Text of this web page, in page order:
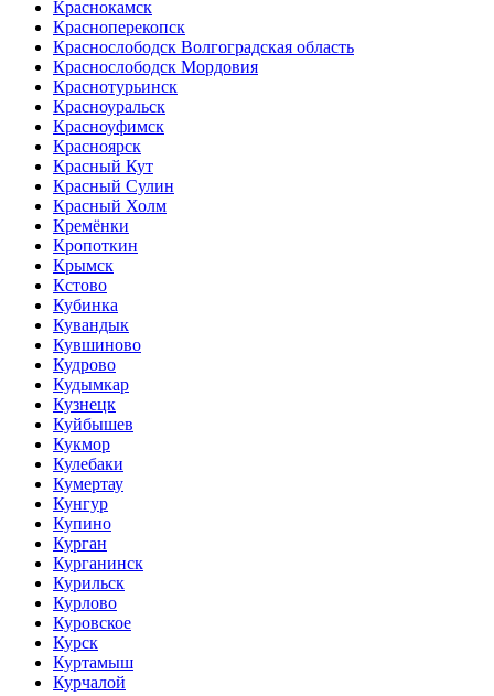
Краснокамск
Красноперекопск
Краснослободск Волгоградская область
Краснослободск Мордовия
Краснотурьинск
Красноуральск
Красноуфимск
Красноярск
Красный Кут
Красный Сулин
Красный Холм
Кремёнки
Кропоткин
Крымск
Кстово
Кубинка
Кувандык
Кувшиново
Кудрово
Кудымкар
Кузнецк
Куйбышев
Кукмор
Кулебаки
Кумертау
Кунгур
Купино
Курган
Курганинск
Курильск
Курлово
Куровское
Курск
Куртамыш
Курчалой